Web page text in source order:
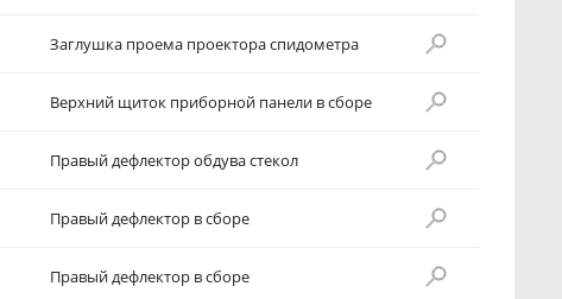
Заглушка проема проектора спидометра
Верхний щиток приборной панели в сборе
Правый дефлектор обдува стекол
Правый дефлектор в сборе
Правый дефлектор в сборе